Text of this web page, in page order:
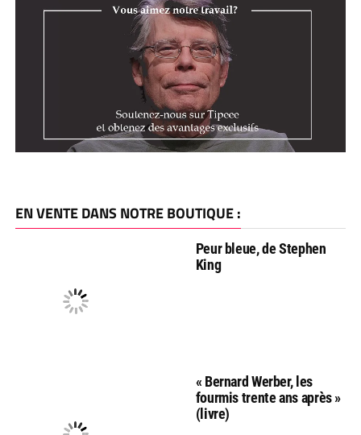
EN VENTE DANS NOTRE BOUTIQUE :
Peur bleue, de Stephen
King
« Bernard Werber, les
fourmis trente ans après »
(livre)